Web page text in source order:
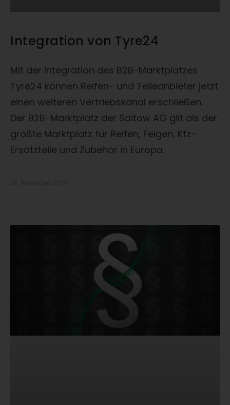
Integration von Tyre24
Mit der Integration des B2B-Marktplatzes
Tyre24 können Reifen- und Teileanbieter jetzt
einen weiteren Vertriebskanal erschließen.
Der B2B-Marktplatz der Saitow AG gilt als der
größte Marktplatz für Reifen, Felgen, Kfz-
Ersatzteile und Zubehör in Europa.